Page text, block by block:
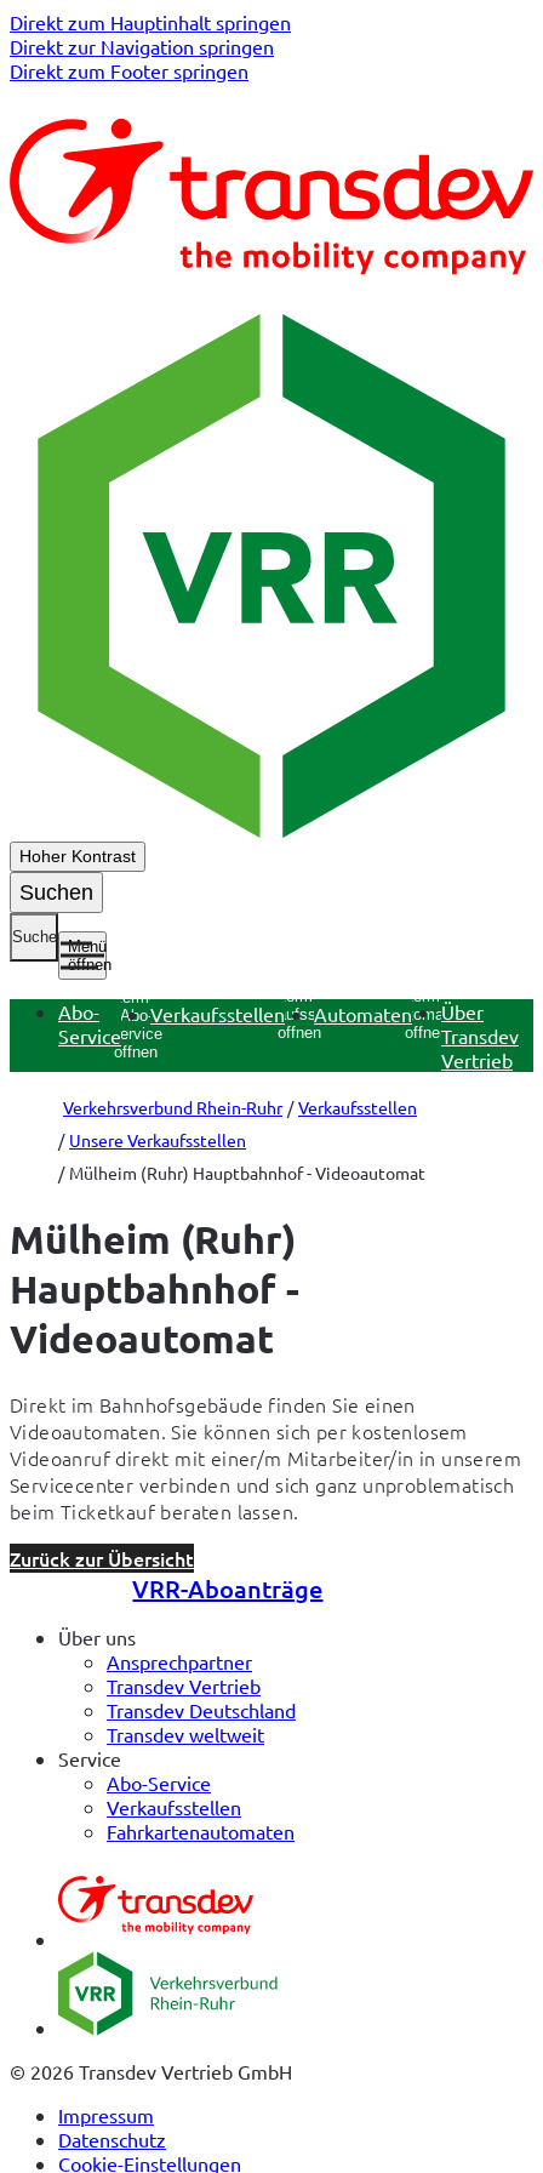
Direkt zum Hauptinhalt springen
Direkt zur Navigation springen
Direkt zum Footer springen
Hoher Kontrast
Suchen
Suche
Menü
öffnen
Abo-
Service
Untermenü
Abo-
Service
öffnen
Verkaufsstellen
Untermenü
Verkaufsstellen
öffnen
Automaten
Untermenü
Automaten
öffnen
Über
Transdev
Vertrieb
Verkehrsverbund Rhein-Ruhr
Verkaufsstellen
Unsere Verkaufsstellen
Mülheim (Ruhr) Hauptbahnhof - Videoautomat
Mülheim (Ruhr)
Hauptbahnhof -
Videoautomat
Direkt im Bahnhofsgebäude finden Sie einen
Videoautomaten. Sie können sich per kostenlosem
Videoanruf direkt mit einer/m Mitarbeiter/in in unserem
Servicecenter verbinden und sich ganz unproblematisch
beim Ticketkauf beraten lassen.
Zurück zur Übersicht
VRR-Aboanträge
Über uns
Ansprechpartner
Transdev Vertrieb
Transdev Deutschland
Transdev weltweit
Service
Abo-Service
Verkaufsstellen
Fahrkartenautomaten
© 2026 Transdev Vertrieb GmbH
Impressum
Datenschutz
Cookie-Einstellungen